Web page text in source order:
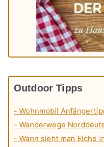
Outdoor Tipps
- Wohnmobil
- Wanderwege
- Wann sieht man Elche